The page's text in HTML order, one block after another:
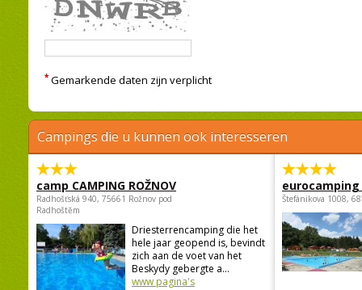
* Gemarkende daten zijn verplicht
Campings die u kunnen ook interesseren
camp CAMPING ROŽNOV
Radhošťská 940, 75661 Rožnov pod
Radhoštěm
Driesterrencamping die het
hele jaar geopend is, bevindt
zich aan de voet van het
Beskydy gebergte a...
www pagina's
Štefánikova 1008,